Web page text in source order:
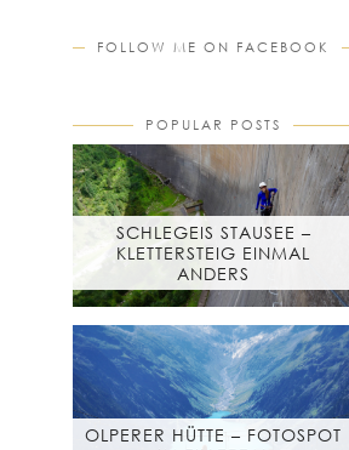
FOLLOW ME ON FACEBOOK
POPULAR POSTS
SCHLEGEIS STAUSEE –
KLETTERSTEIG EINMAL
ANDERS
OLPERER HÜTTE – FOTOSPOT